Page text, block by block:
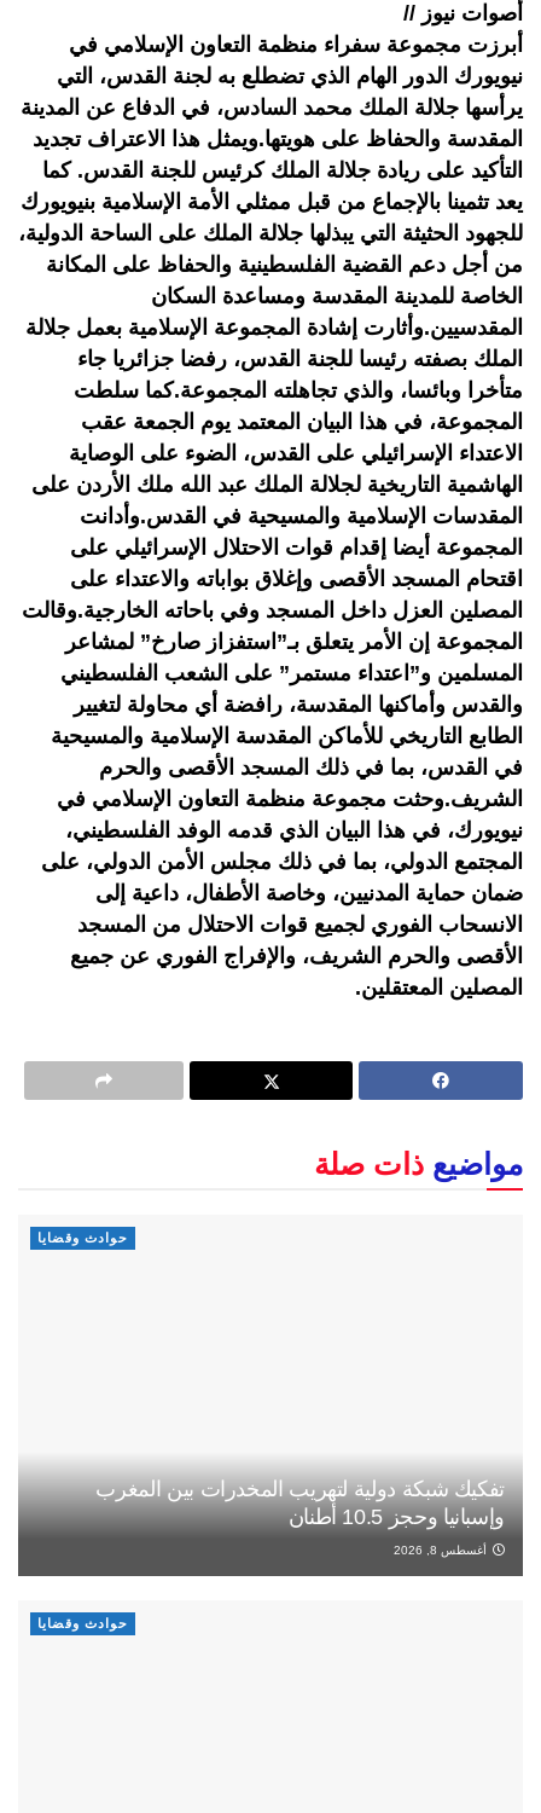
أصوات نيوز //
أبرزت مجموعة سفراء منظمة التعاون الإسلامي في
نيويورك الدور الهام الذي تضطلع به لجنة القدس، التي
يرأسها جلالة الملك محمد السادس، في الدفاع عن المدينة
المقدسة والحفاظ على هويتها.ويمثل هذا الاعتراف تجديد
التأكيد على ريادة جلالة الملك كرئيس للجنة القدس. كما
يعد تثمينا بالإجماع من قبل ممثلي الأمة الإسلامية بنيويورك
للجهود الحثيثة التي يبذلها جلالة الملك على الساحة الدولية،
من أجل دعم القضية الفلسطينية والحفاظ على المكانة
الخاصة للمدينة المقدسة ومساعدة السكان
المقدسيين.وأثارت إشادة المجموعة الإسلامية بعمل جلالة
الملك بصفته رئيسا للجنة القدس، رفضا جزائريا جاء
متأخرا وبائسا، والذي تجاهلته المجموعة.كما سلطت
المجموعة، في هذا البيان المعتمد يوم الجمعة عقب
الاعتداء الإسرائيلي على القدس، الضوء على الوصاية
الهاشمية التاريخية لجلالة الملك عبد الله ملك الأردن على
المقدسات الإسلامية والمسيحية في القدس.وأدانت
المجموعة أيضا إقدام قوات الاحتلال الإسرائيلي على
اقتحام المسجد الأقصى وإغلاق بواباته والاعتداء على
المصلين العزل داخل المسجد وفي باحاته الخارجية.وقالت
المجموعة إن الأمر يتعلق بـ”استفزاز صارخ” لمشاعر
المسلمين و”اعتداء مستمر” على الشعب الفلسطيني
والقدس وأماكنها المقدسة، رافضة أي محاولة لتغيير
الطابع التاريخي للأماكن المقدسة الإسلامية والمسيحية
في القدس، بما في ذلك المسجد الأقصى والحرم
الشريف.وحثت مجموعة منظمة التعاون الإسلامي في
نيويورك، في هذا البيان الذي قدمه الوفد الفلسطيني،
المجتمع الدولي، بما في ذلك مجلس الأمن الدولي، على
ضمان حماية المدنيين، وخاصة الأطفال، داعية إلى
الانسحاب الفوري لجميع قوات الاحتلال من المسجد
الأقصى والحرم الشريف، والإفراج الفوري عن جميع
المصلين المعتقلين.
مواضيع ذات صلة
حوادث وقضايا
تفكيك شبكة دولية لتهريب المخدرات بين المغرب
وإسبانيا وحجز 10.5 أطنان
أغسطس 8, 2026
حوادث وقضايا